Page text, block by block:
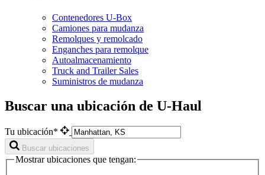
Contenedores U-Box
Camiones para mudanza
Remolques y remolcado
Enganches para remolque
Autoalmacenamiento
Truck and Trailer Sales
Suministros de mudanza
Buscar una ubicación de U-Haul
Tu ubicación*
Buscar ubicaciones
Mostrar ubicaciones que tengan: